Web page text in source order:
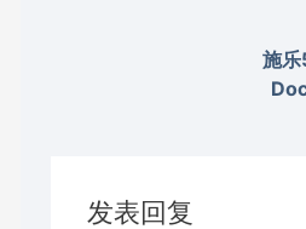
施
发表回复